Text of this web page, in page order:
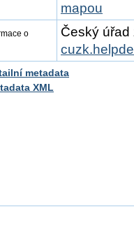
mapou
o
Český úřad
metadata
XML